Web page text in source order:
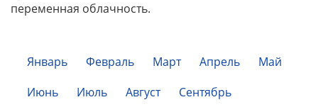
переменная облачность.
Январь Февраль Март Апрель
Май
Июнь
Июль Август
Сентябрь